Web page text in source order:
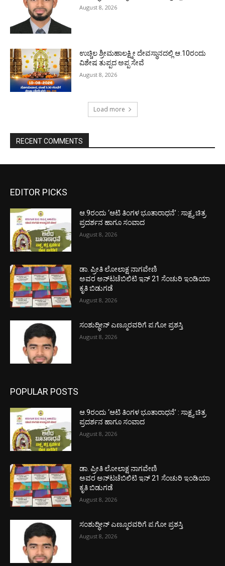
August 8, 2026
ಉಚ್ಚಿಲ ಶ್ರೀಮಹಾಲಕ್ಷ್ಮೀ ದೇವಸ್ಥಾನದಲ್ಲಿ ಆ.10ರಂದು
ವಿಶೇಷ ತುಪ್ಪದ ಅಪ್ಪ ಸೇವೆ
August 8, 2026
Load more
RECENT COMMENTS
EDITOR PICKS
ಆ.9ರಂದು ‘ಆಟಿ ತಿಂಗಳ ಭೂತಾರಾಧನೆ’ : ಸಾಕ್ಷ್ಯ ಚಿತ್ರ
ಪ್ರದರ್ಶನ ಹಾಗೂ ಸಂವಾದ
August 8, 2026
ಡಾ. ಪ್ರೀತಿ ಲೋಲಾಕ್ಷ ನಾಗವೇಣಿ
ಅವರ ಅನ್‌ಟಚೆಬಿಲಿಟಿ ಇನ್ 21 ಸೆಂಚುರಿ ಇಂಡಿಯಾ
ಕೃತಿ ಬಿಡುಗಡೆ
August 8, 2026
ಸಂಶುದ್ಧೀನ್ ಎಣ್ಮೂರವರಿಗೆ ಪ.ಗೋ ಪ್ರಶಸ್ತಿ
August 8, 2026
POPULAR POSTS
ಆ.9ರಂದು ‘ಆಟಿ ತಿಂಗಳ ಭೂತಾರಾಧನೆ’ : ಸಾಕ್ಷ್ಯ ಚಿತ್ರ
ಪ್ರದರ್ಶನ ಹಾಗೂ ಸಂವಾದ
August 8, 2026
ಡಾ. ಪ್ರೀತಿ ಲೋಲಾಕ್ಷ ನಾಗವೇಣಿ
ಅವರ ಅನ್‌ಟಚೆಬಿಲಿಟಿ ಇನ್ 21 ಸೆಂಚುರಿ ಇಂಡಿಯಾ
ಕೃತಿ ಬಿಡುಗಡೆ
August 8, 2026
ಸಂಶುದ್ಧೀನ್ ಎಣ್ಮೂರವರಿಗೆ ಪ.ಗೋ ಪ್ರಶಸ್ತಿ
August 8, 2026